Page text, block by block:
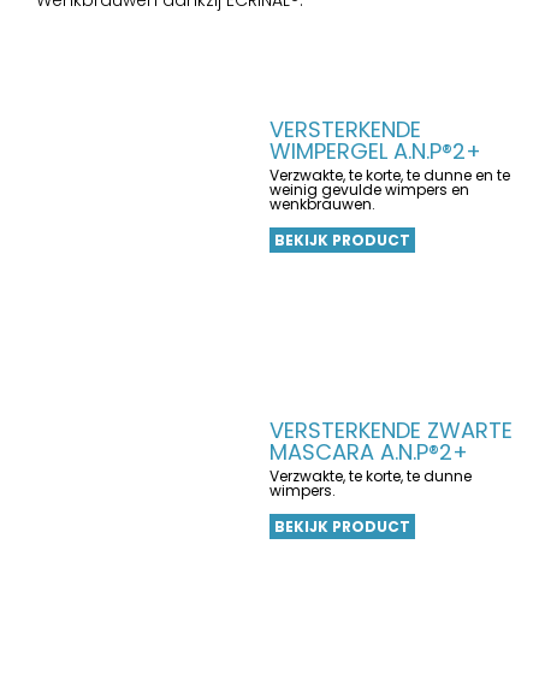
VERSTERKENDE
WIMPERGEL A.N.P®2+
Verzwakte, te korte, te dunne en te
weinig gevulde wimpers en
wenkbrauwen.
BEKIJK PRODUCT
VERSTERKENDE ZWARTE
MASCARA A.N.P®2+
Verzwakte, te korte, te dunne
wimpers.
BEKIJK PRODUCT